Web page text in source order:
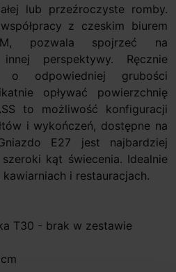
lub przeźroczyste romby.
z czeskim biurem
pozwala spojrzeć na
perspektywy. Ręcznie
o odpowiedniej grubości
opływać powierzchnię
to możliwość konfiguracji
i wykończeń, dostępne na
E27 jest najbardziej
kąt świecenia. Idealnie
i restauracjach.
T30 - brak w zestawie